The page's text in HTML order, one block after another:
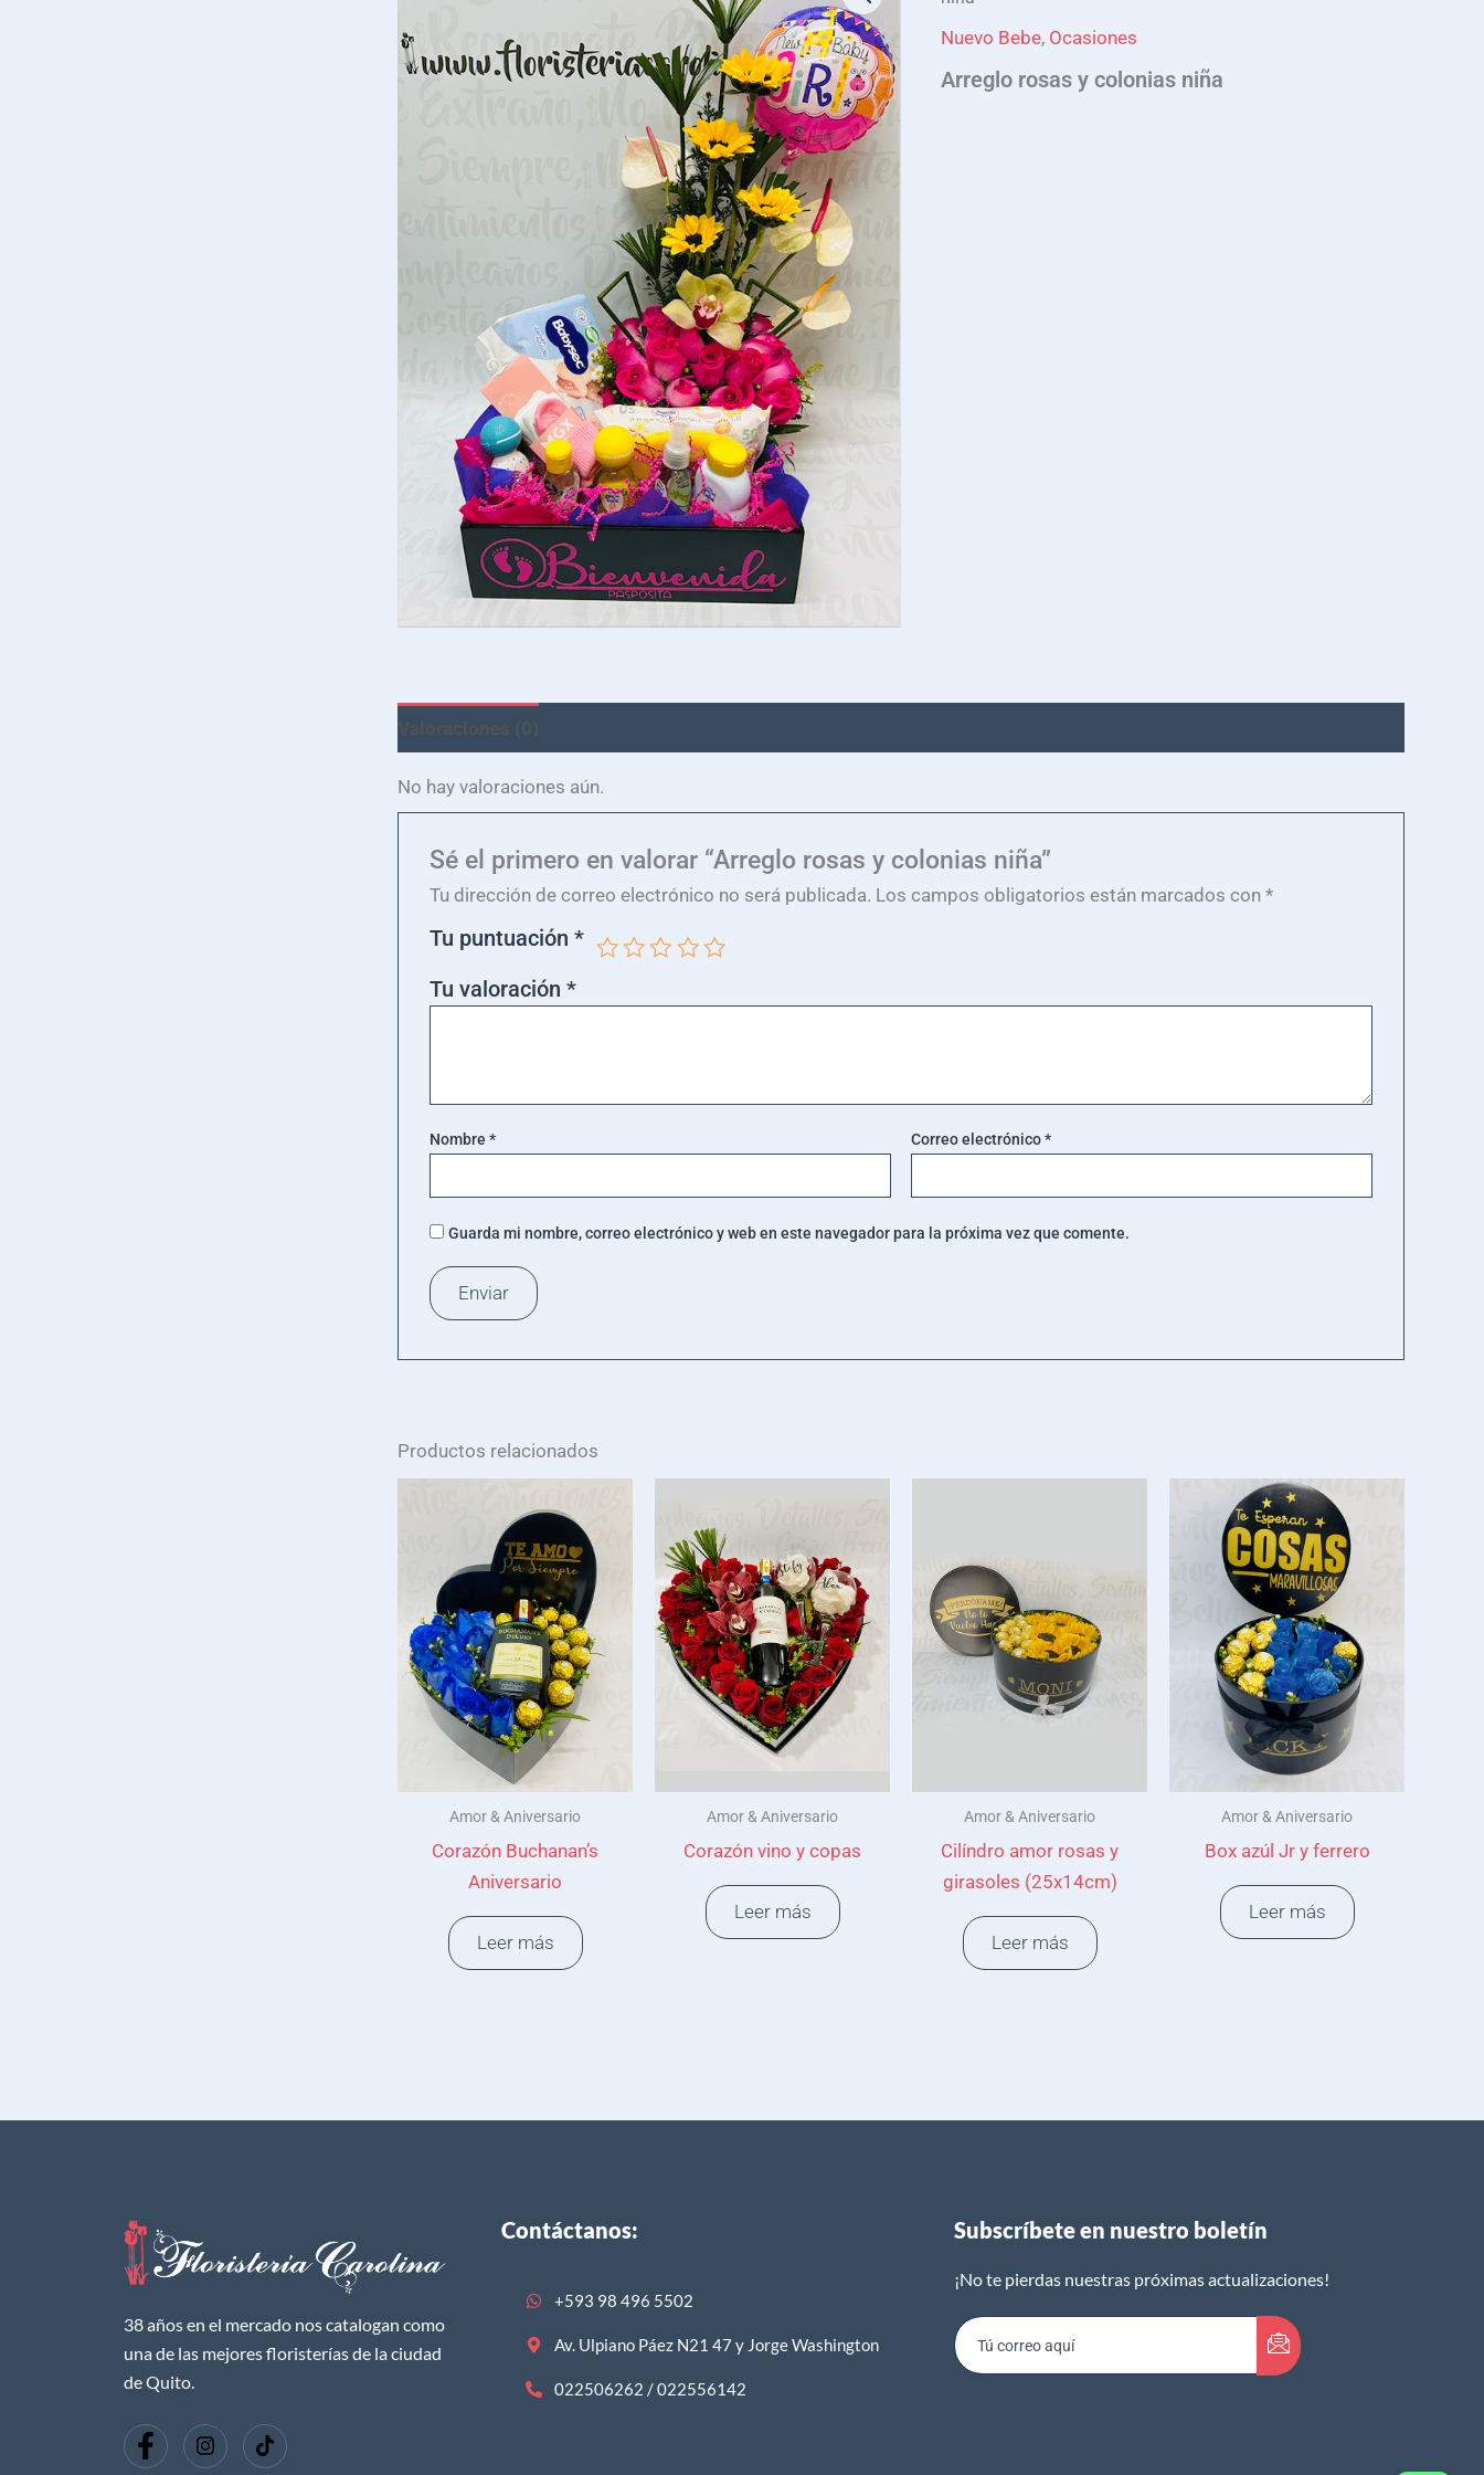
Nuevo Bebe, Ocasiones
Arreglo rosas y colonias niña
Valoraciones (0)
No hay valoraciones aún.
Sé el primero en valorar “Arreglo rosas y colonias niña”
Tu dirección de correo electrónico no será publicada. Los campos obligatorios están marcados con*
Tu puntuación*
Tu valoración*
Nombre* Correo electrónico*
Guarda mi nombre, correo electrónico y web en este navegador para la próxima vez que comente.
Productos relacionados
Amor & Aniversario
Corazón Buchanan’s
Aniversario
Leer más
Amor & Aniversario
Corazón vino y copas
Leer más
Amor & Aniversario
Cilíndro amor rosas y
girasoles (25x14cm)
Leer más
Amor & Aniversario
Box azúl Jr y ferrero
Leer más
38 años en el mercado nos catalogan como
una de las mejores floristerías de la ciudad
de Quito.
Contáctanos:
+593 98 496 5502
Av. Ulpiano Páez N21 47 y Jorge Washington
022506262 / 022556142
Subscríbete en nuestro boletín​
¡No te pierdas nuestras próximas actualizaciones!